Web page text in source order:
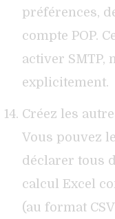
préférences,
compte POP.
activer SMTP,
explicitement.
Créez les
Vous pouvez
déclarer tous
calcul Excel
(au format